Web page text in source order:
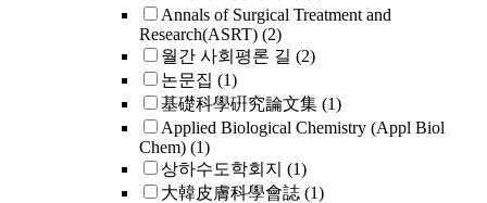
Annals of Surgical Treatment and
Research(ASRT) (2)
월간 사회평론 길 (2)
논문집 (1)
基礎科學硏究論文集 (1)
Applied Biological Chemistry (Appl Biol
Chem) (1)
상하수도학회지 (1)
大韓皮膚科學會誌 (1)